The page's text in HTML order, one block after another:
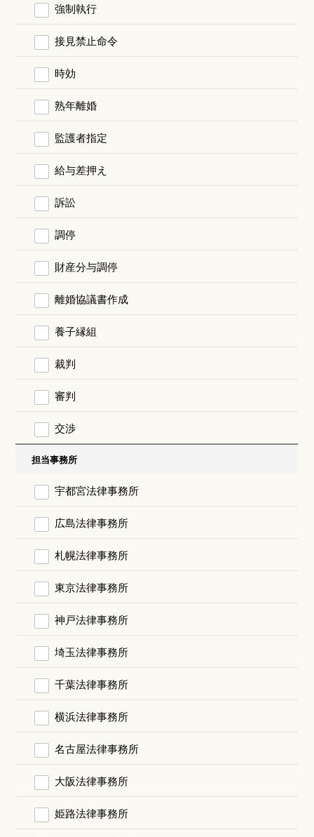
強制執行
接見禁止命令
時効
熟年離婚
監護者指定
給与差押え
訴訟
調停
財産分与調停
離婚協議書作成
養子縁組
裁判
審判
交渉
担当事務所
宇都宮法律事務所
広島法律事務所
札幌法律事務所
東京法律事務所
神戸法律事務所
埼玉法律事務所
千葉法律事務所
横浜法律事務所
名古屋法律事務所
大阪法律事務所
姫路法律事務所